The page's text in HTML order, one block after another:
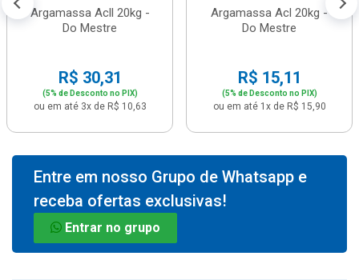
Argamassa Acll 20kg -
Do Mestre
R$ 30,31
(5% de Desconto no PIX)
ou em até 3x de R$ 10,63
Argamassa Acl 20kg -
Do Mestre
R$ 15,11
(5% de Desconto no PIX)
ou em até 1x de R$ 15,90
Entre em nosso Grupo de Whatsapp e
receba ofertas exclusivas!
Entrar no grupo